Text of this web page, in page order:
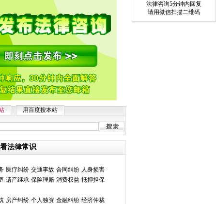
用百度搜本站
法律常识
医疗纠纷 交通事故 合同纠纷 人身损害
遗产继承 保险理赔 消费权益 抵押担保
房产纠纷 个人独资 金融纠纷 经济仲裁
法律咨询5分钟内回复
请用微信扫描二维码